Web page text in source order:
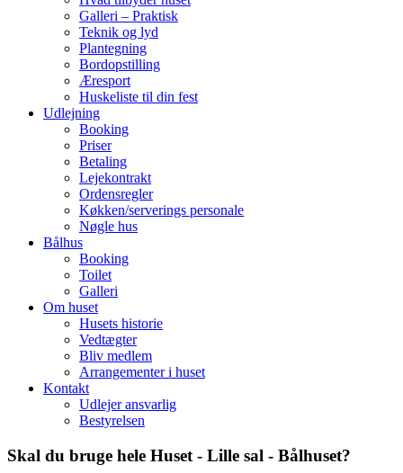
Galleri – Praktisk
Teknik og lyd
Plantegning
Bordopstilling
Æresport
Huskeliste til din fest
Udlejning
Booking
Priser
Betaling
Lejekontrakt
Ordensregler
Køkken/serverings personale
Nøgle hus
Bålhus
Booking
Toilet
Galleri
Om huset
Husets historie
Vedtægter
Bliv medlem
Arrangementer i huset
Kontakt
Udlejer ansvarlig
Bestyrelsen
Skal du bruge hele Huset - Lille sal - Bålhuset?